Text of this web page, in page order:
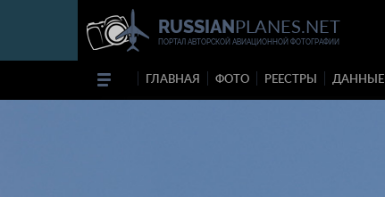
RUSSIANPLANES.NET
ПОРТАЛ АВТОРСКОЙ АВИАЦИОННОЙ ФОТОГРАФИИ
ГЛАВНАЯ ФОТО РЕЕСТРЫ ДАННЫЕ